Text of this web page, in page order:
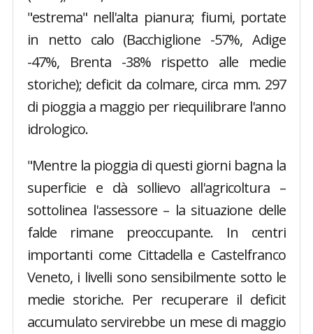
"estrema" nell'alta pianura; fiumi, portate
in netto calo (Bacchiglione -57%, Adige
-47%, Brenta -38% rispetto alle medie
storiche); deficit da colmare, circa mm. 297
di pioggia a maggio per riequilibrare l'anno
idrologico.
"Mentre la pioggia di questi giorni bagna la
superficie e dà sollievo all'agricoltura –
sottolinea l'assessore – la situazione delle
falde rimane preoccupante. In centri
importanti come Cittadella e Castelfranco
Veneto, i livelli sono sensibilmente sotto le
medie storiche. Per recuperare il deficit
accumulato servirebbe un mese di maggio